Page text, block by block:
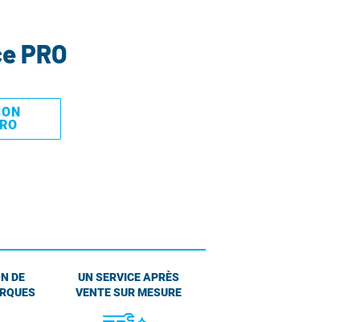
PRO
DE
UN SERVICE APRÈS
VENTE SUR MESURE